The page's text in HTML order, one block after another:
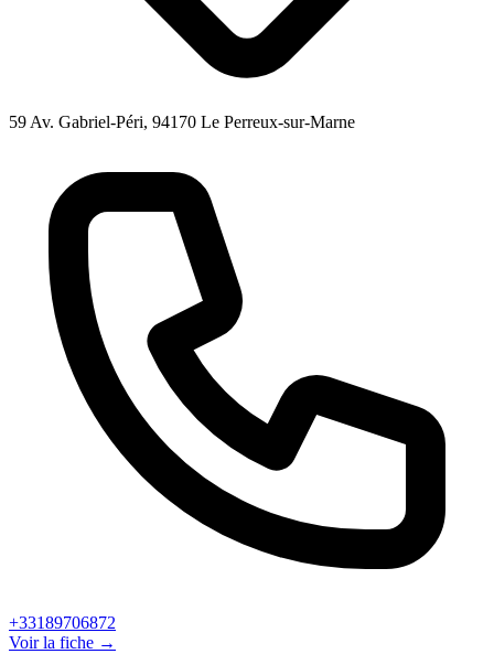
59 Av. Gabriel-Péri, 94170 Le Perreux-sur-Marne
+33189706872
Voir la fiche →